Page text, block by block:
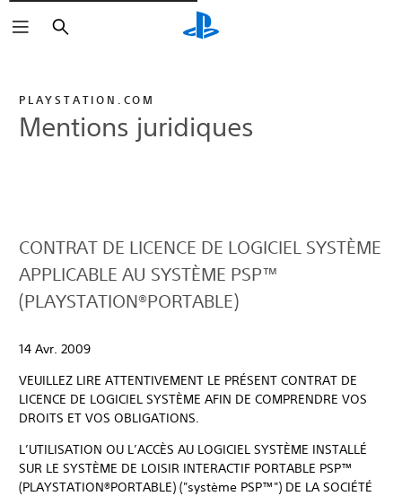
Rechercher
PLAYSTATION.COM
Mentions juridiques
CONTRAT DE LICENCE DE LOGICIEL SYSTÈME
APPLICABLE AU SYSTÈME PSP™
(PLAYSTATION®PORTABLE)
14 Avr. 2009
VEUILLEZ LIRE ATTENTIVEMENT LE PRÉSENT CONTRAT DE
LICENCE DE LOGICIEL SYSTÈME AFIN DE COMPRENDRE VOS
DROITS ET VOS OBLIGATIONS.
L’UTILISATION OU L’ACCÈS AU LOGICIEL SYSTÈME INSTALLÉ
SUR LE SYSTÈME DE LOISIR INTERACTIF PORTABLE PSP™
(PLAYSTATION®PORTABLE) ("système PSP™") DE LA SOCIÉTÉ